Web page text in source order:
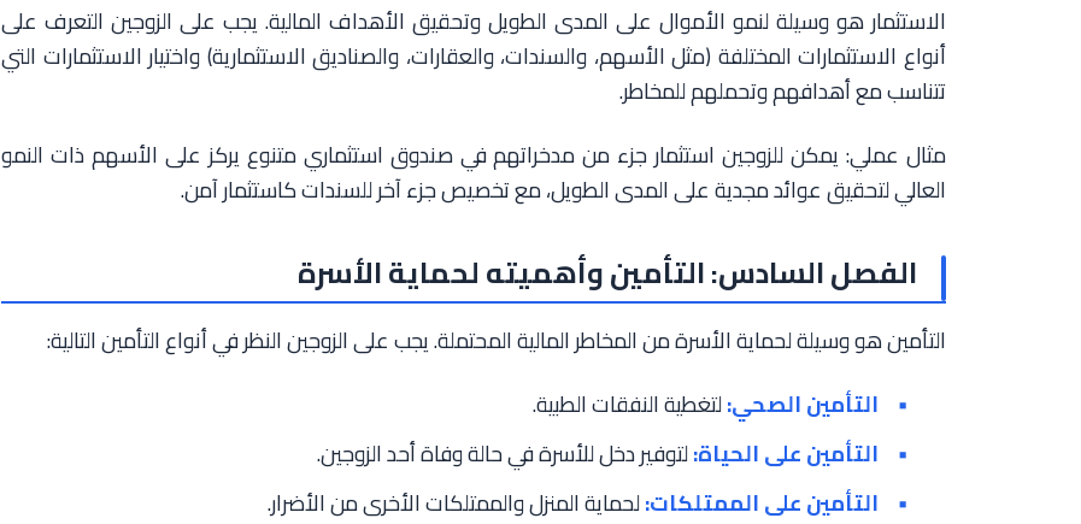
الاستثمار هو وسيلة لنمو الأموال على المدى الطويل وتحقيق الأهداف المالية. يجب على الزوجين التعرف على
أنواع الاستثمارات المختلفة (مثل الأسهم، والسندات، والعقارات، والصناديق الاستثمارية) واختيار الاستثمارات التي
تتناسب مع أهدافهم وتحملهم للمخاطر.
مثال عملي: يمكن للزوجين استثمار جزء من مدخراتهم في صندوق استثماري متنوع يركز على الأسهم ذات النمو
العالي لتحقيق عوائد مجدية على المدى الطويل، مع تخصيص جزء آخر للسندات كاستثمار آمن.
الفصل السادس: التأمين وأهميته لحماية الأسرة
التأمين هو وسيلة لحماية الأسرة من المخاطر المالية المحتملة. يجب على الزوجين النظر في أنواع التأمين التالية:
التأمين الصحي:لتغطية النفقات الطبية.
التأمين على الحياة:لتوفير دخل للأسرة في حالة وفاة أحد الزوجين.
التأمين على الممتلكات:لحماية المنزل والممتلكات الأخرى من الأضرار.